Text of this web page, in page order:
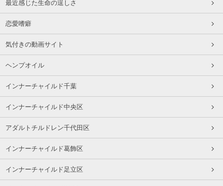
最近感じた生命の逞しさ
恋愛嗜癖
気付きの動画サイト
ヘンプオイル
インナーチャイルド千葉
インナーチャイルド中央区
アダルトチルドレン千代田区
インナーチャイルド葛飾区
インナーチャイルド足立区